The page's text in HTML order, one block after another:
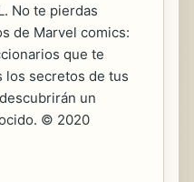
No te pierdas
de Marvel comics:
que te
los secretos de tus
un
© 2020